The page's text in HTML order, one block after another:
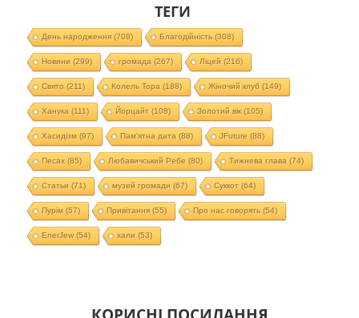
ТЕГИ
День народження(708) Благодійність (308)
Новини (299) громада (267) Ліцей (216)
Свято (211) Колель Тора (188) Жіночий клуб (149)
Ханука (111) Йорцайт (108) Золотий вік(105)
Хасидізм (97) Пам'ятна дата (88) JFuture (88)
Песах(85) Любавичський Ребе (80) Тижнева глава (74)
Статьи (71) музей громади (67) Суккот (64)
Пурім (57) Привітання(55) Про нас говорять (54)
EnerJew(54) хали (53)